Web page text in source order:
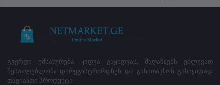
გვერდი ემსახურება ყიდვა გაყიდვას, მაღაზიებს ეძლევათ
შესაძლებლობა დარეგისტრირდნენ და განათავსონ გასაყიდად
თავიანთი პროდუქტი